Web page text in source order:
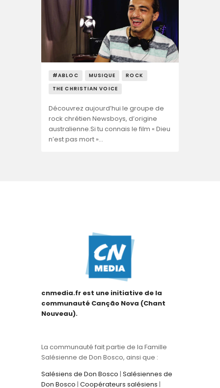
#ABLOC MUSIQUE
ROCK
THE CHRISTIAN VOICE
Découvrez aujourd’hui le groupe de
rock chrétien Newsboys, d’origine
australienne.Si tu connais le film « Dieu
n’est pas mort »…
cnmedia.fr est une initiative de la
communauté Canção Nova (Chant
Nouveau).
La communauté fait partie de la Famille
Salésienne de Don Bosco, ainsi que :
Salésiens de Don Bosco | Salésiennes de
Don Bosco | Coopérateurs salésiens |